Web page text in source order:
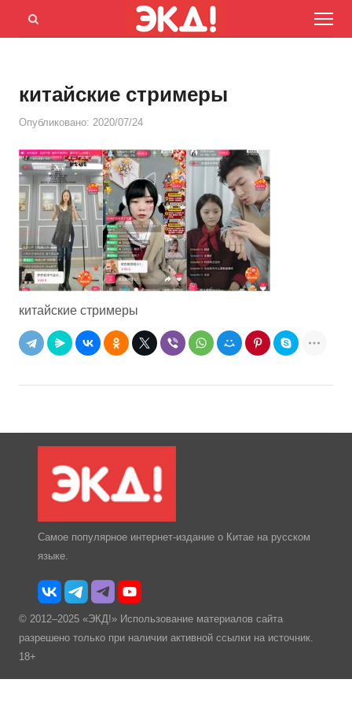
Menu
Открыть
китайские стримеры
Опубликовано: 2020/07/24
китайские стримеры
Самое популярное интернет-издание о Китае на русском
языке.
© 2012–2025 «ЭКД!» Использование материалов сайта
разрешено только при наличии активной ссылки на источник.
18+